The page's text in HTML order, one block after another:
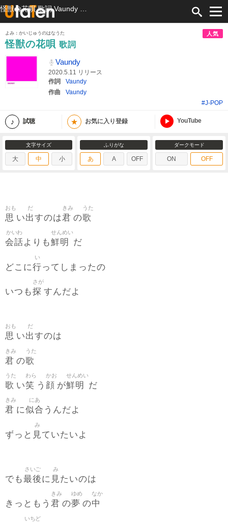
人気
よみ：かいじゅうのはなうた
怪獣の花唄 歌詞
Vaundy
2020.5.11 リリース
作詞
Vaundy
作曲
Vaundy
#J-POP
試聴 ★ お気に入り登録 YouTube
文字サイズ
大 中 小
ふりがな
あ A OFF
ダークモード
ON OFF
思
おも
い出
だ
すのは君
きみ
の歌
うた
会話
かいわ
よりも鮮明
せんめい
だ
どこに行
い
ってしまったの
いつも探
さが
すんだよ
思
おも
い出
だ
すのは
君
きみ
の歌
うた
歌
うた
い笑
わら
う 顔
かお
が鮮明
せんめい
だ
君
きみ
に似合
にあ
うんだよ
ずっと 見
み
ていたいよ
でも最後
さいご
に 見
み
たいのは
きっともう 君
きみ
の夢
ゆめ
の中
なか
いちど